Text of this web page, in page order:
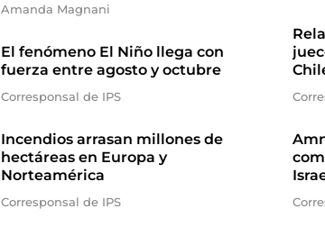
Amanda Magnani
El fenómeno El Niño llega con
fuerza entre agosto y octubre
Corresponsal de IPS
Incendios arrasan millones de
hectáreas en Europa y
Norteamérica
Corresponsal de IPS